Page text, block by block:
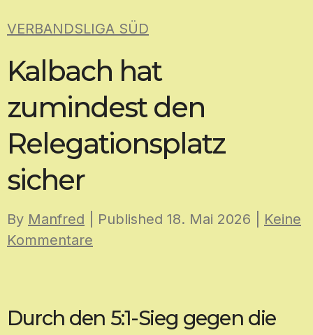
to
VERBANDSLIGA SÜD
Kalbach hat
zumindest den
Relegationsplatz
sicher
By Manfred | Published 18. Mai 2026
Keine
Kommentare
Durch den 5:1-Sieg gegen die